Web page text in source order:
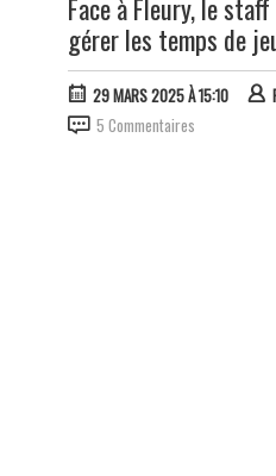
Face à Fleury, le
gérer les temps de
29 MARS 2025 À 15:10
5 Commentaires